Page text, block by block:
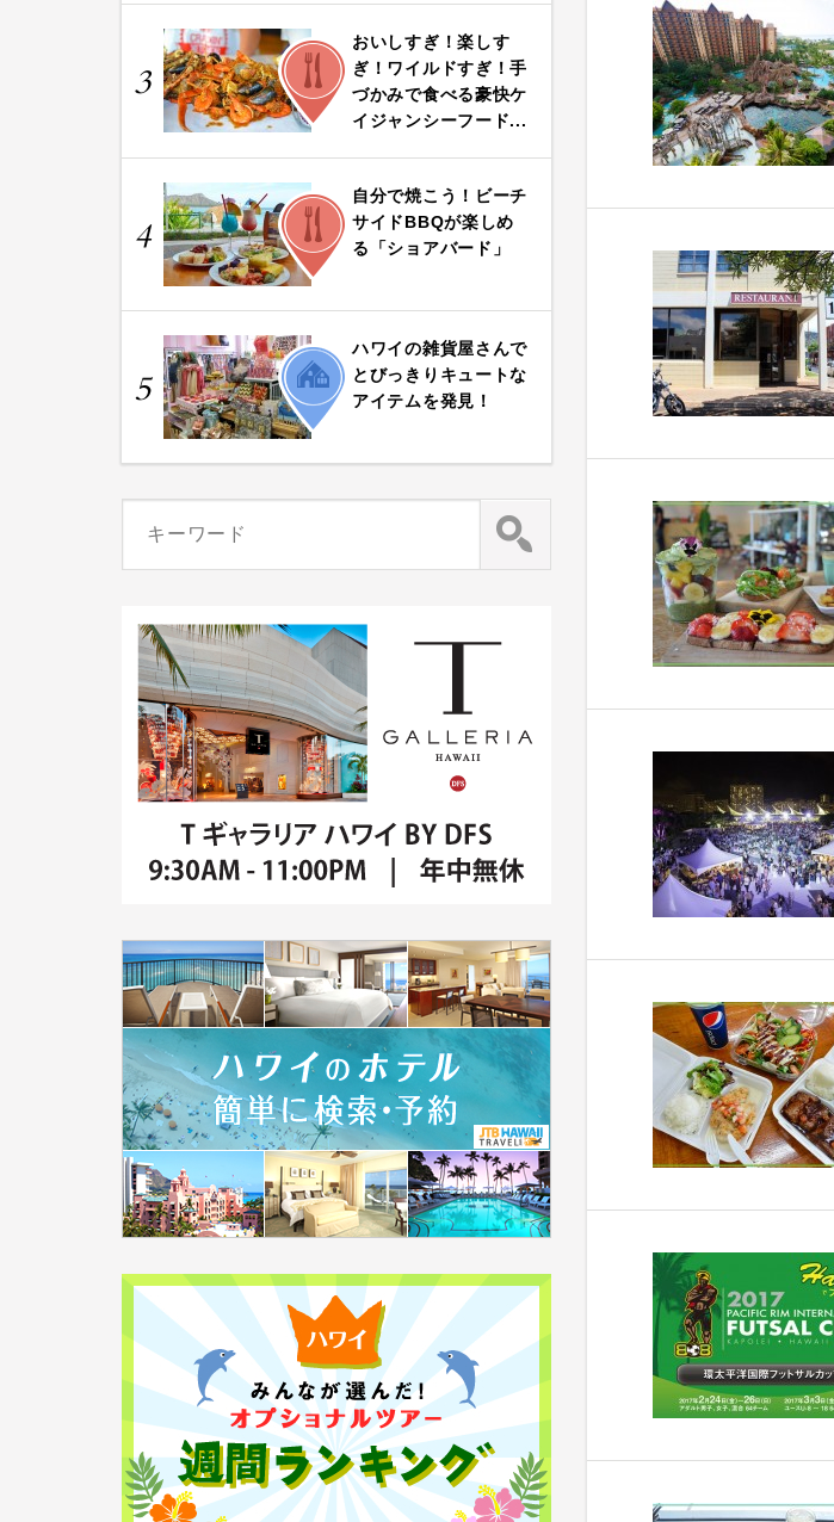
3
FOOD
おいしすぎ！楽しす
ぎ！ワイルドすぎ！手
づかみで食べる豪快ケ
イジャンシーフード...
4
FOOD
自分で焼こう！ビーチ
サイドBBQが楽しめ
る「ショアバード」
5
LIFE
ハワイの雑貨屋さんで
とびっきりキュートな
アイテムを発見！